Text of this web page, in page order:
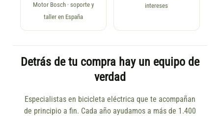
Motor Bosch · soporte y
taller en España
intereses
Detrás de tu compra hay un equipo de
verdad
Especialistas en bicicleta eléctrica que te acompañan
de principio a fin. Cada año ayudamos a más de 1.400